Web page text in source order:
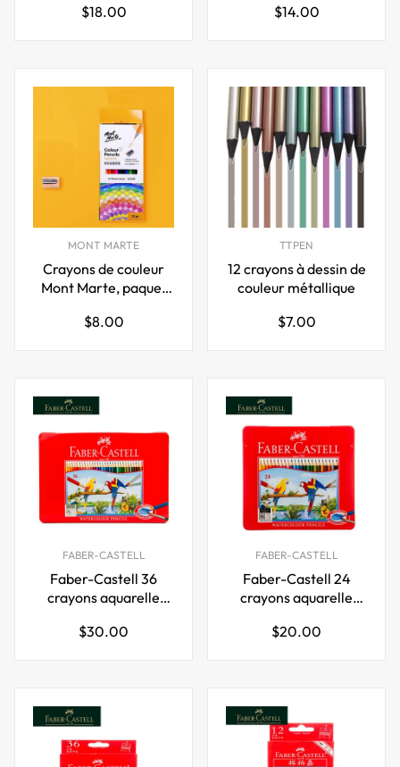
Prix
$18.00
Prix
$14.00
MONT MARTE
Crayons de couleur
Mont Marte, paquet
Prix
$8.00
TTPEN
12 crayons à dessin de
couleur métallique
Prix
$7.00
FABER-CASTELL
Faber-Castell 36
crayons aquarelle
pour pinceaux
Prix
$30.00
FABER-CASTELL
Faber-Castell 24
crayons aquarelle
pour pinceaux
Prix
$20.00